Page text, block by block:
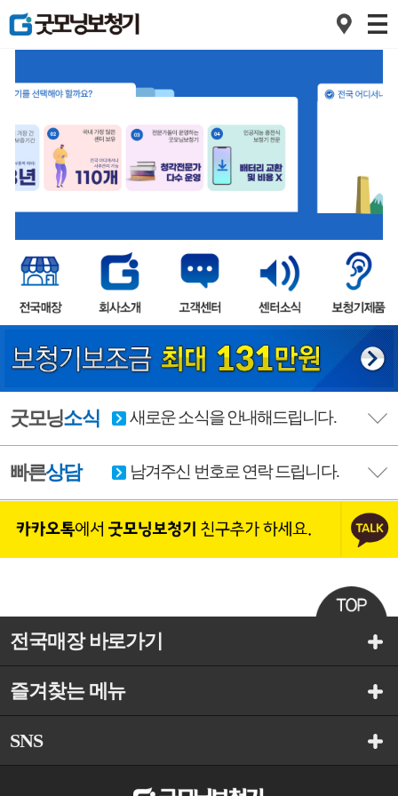
2
3
굿모닝소식 새로운 소식을 안내해드립니다.
빠른상담 남겨주신 번호로 연락 드립니다.
전국매장 바로가기
즐겨찾는 메뉴
SNS